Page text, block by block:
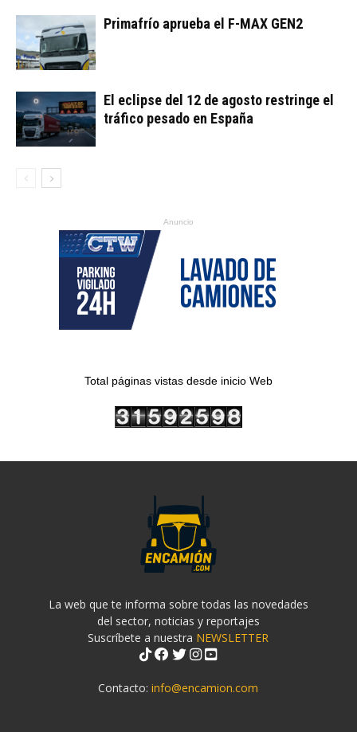
Primafrío aprueba el F-MAX GEN2
El eclipse del 12 de agosto restringe el
tráfico pesado en España
Anuncio
Total páginas vistas desde inicio Web
La web que te informa sobre todas las novedades
del sector, noticias y reportajes
Suscríbete a nuestra NEWSLETTER
Contacto:info@encamion.com